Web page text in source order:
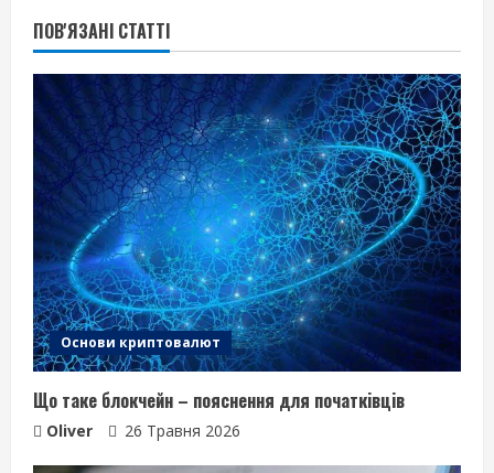
ПОВ'ЯЗАНІ СТАТТІ
Основи криптовалют
Що таке блокчейн – пояснення для початківців
Oliver 26 Травня 2026